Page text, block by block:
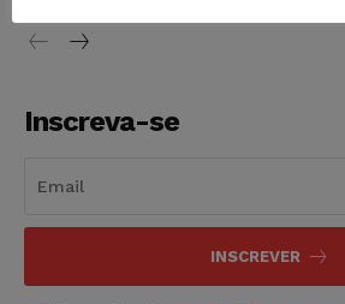
Inscreva-se
INSCREVER